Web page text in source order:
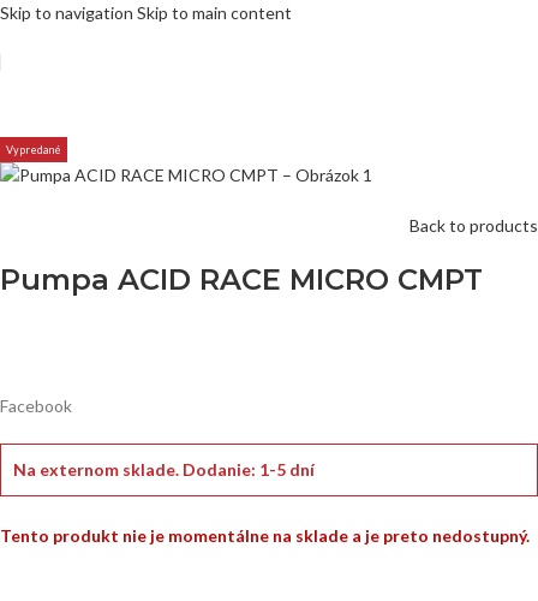
Skip to navigation Skip to main content
Vypredané
Back to products
Pumpa ACID RACE MICRO CMPT
Facebook
Na externom sklade. Dodanie: 1-5 dní
Tento produkt nie je momentálne na sklade a je preto nedostupný.